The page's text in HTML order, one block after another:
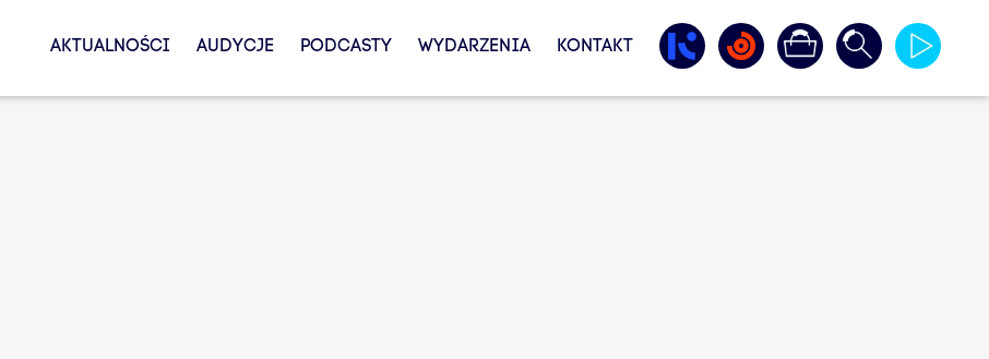
AKTUALNOŚCI AUDYCJE PODCASTY WYDARZENIA KONTAKT